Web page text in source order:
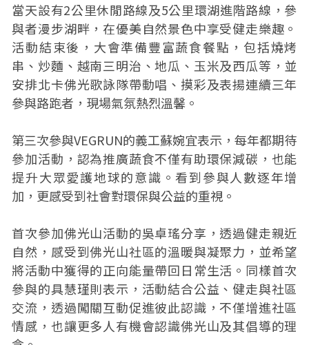
當天設有2公里休閒路線及5公里環湖進階路線，參
與者漫步湖畔，在優美自然景色中享受健走樂趣。
活動結束後，大會準備豐富蔬食餐點，包括燒烤
串、炒麵、越南三明治、地瓜、玉米及西瓜等，並
安排北卡佛光歌詠隊帶動唱、摸彩及表揚連續三年
參與路跑者，現場氣氛熱烈溫馨。
第三次參與VEGRUN的義工蘇婉宜表示，每年都期待
參加活動，認為推廣蔬食不僅有助環保減碳，也能
提升大眾愛護地球的意識。看到參與人數逐年增
加，更感受到社會對環保與公益的重視。
首次參加佛光山活動的吳卓瑤分享，透過健走親近
自然，感受到佛光山社區的溫暖與凝聚力，並希望
將活動中獲得的正向能量帶回日常生活。同樣首次
參與的具慧瑾則表示，活動結合公益、健走與社區
交流，透過闖關互動促進彼此認識，不僅增進社區
情感，也讓更多人有機會認識佛光山及其倡導的理